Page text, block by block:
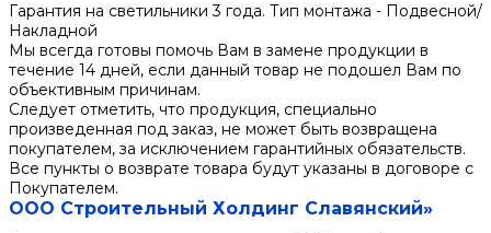
Гарантия на светильники 3 года. Тип монтажа - Подвесной/
Накладной
Мы всегда готовы помочь Вам в замене продукции в
течение 14 дней, если данный товар не подошел Вам по
объективным причинам.
Следует отметить, что продукция, специально
произведенная под заказ, не может быть возвращена
покупателем, за исключением гарантийных обязательств.
Все пункты о возврате товара будут указаны в договоре с
Покупателем.
ООО Строительный Холдинг Славянский»